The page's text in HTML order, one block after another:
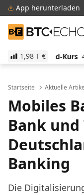
App herunterladen
BTC-ECHO
1,98 T €
48,69 € -1.80%
Startseite Aktuelle
Mobiles
Bank und
Banking
Die